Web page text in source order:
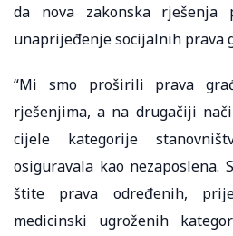
da nova zakonska rješenja
unaprijeđenje socijalnih prava
“Mi smo proširili prava
rješenjima, a na drugačiji
cijele kategorije
osiguravala kao nezaposlena.
štite prava određenih,
medicinski ugroženih